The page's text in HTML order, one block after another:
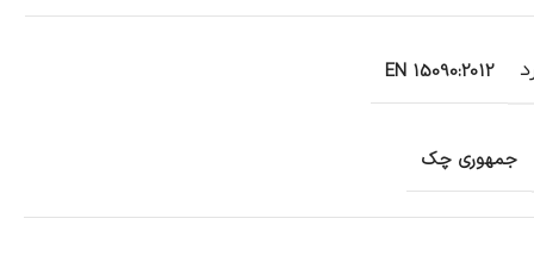
EN 15090:2012
جمهوری چک